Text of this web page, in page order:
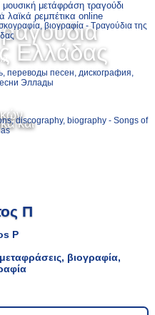
Ελλάδας
και
Π
P
βιογραφία,